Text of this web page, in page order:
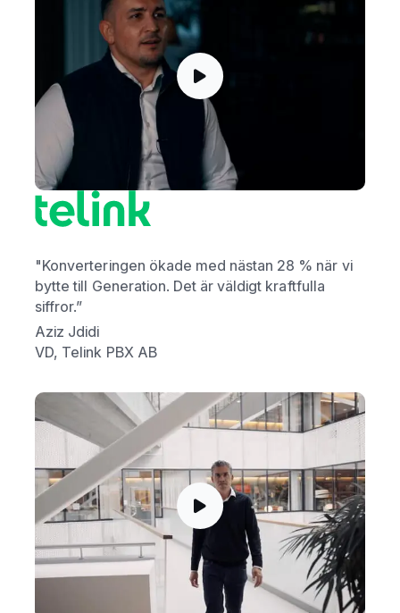
"Konverteringen ökade med nästan 28 % när vi
bytte till Generation. Det är väldigt kraftfulla
siffror.”
Aziz Jdidi
VD, Telink PBX AB